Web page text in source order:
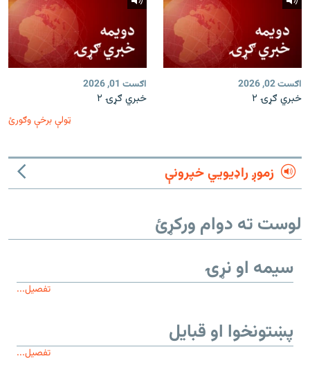
اګست 02, 2026
خبري ګړۍ ۲
اګست 01, 2026
خبري ګړۍ ۲
ټولې برخې وګورئ
زموږ راډیويي خپرونې
لوست ته دوام ورکړئ
سیمه او نړۍ
تفصیل...
پښتونخوا او قبایل
تفصیل...